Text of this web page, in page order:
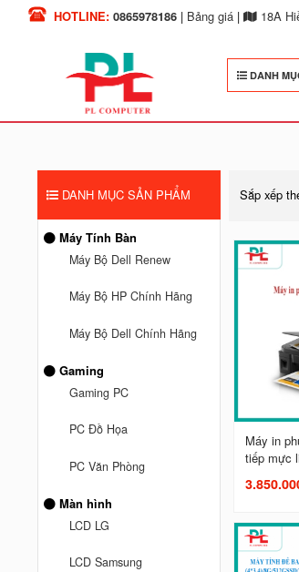
HOTLINE: 0865978186| Bảng giá| 18A
DANH
DANH MỤC SẢN PHẨM
Máy Tính Bàn
Máy Bộ Dell Renew
Máy Bộ HP Chính Hãng
Máy Bộ Dell Chính Hãng
Gaming
Gaming PC
PC Đồ Họa
PC Văn Phòng
Màn hình
LCD LG
LCD Samsung
Sắp xếp
Máy in
tiếp mực